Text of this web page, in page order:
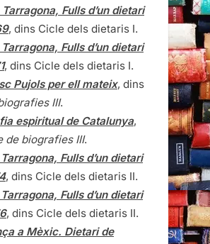
Fulls d’un dietari
, dins Cicle dels dietaris I.
Fulls d’un dietari
, dins Cicle dels dietaris I.
Pujols per ell mateix, dins
III.
espiritual de Catalunya,
de biografies III.
Fulls d’un dietari
, dins Cicle dels dietaris II.
Fulls d’un dietari
, dins Cicle dels dietaris II.
a Mèxic. Dietari de